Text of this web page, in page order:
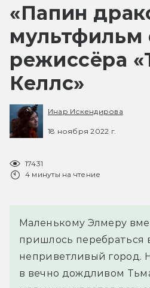
«Папин
мультфильм
режиссёра
Келлс»
Инар Искендирова
18 ноября 2022 г.
17431
4 минуты на чтение
Маленькому Элмеру
пришлось перебраться
неприветливый город.
в вечно дождливом